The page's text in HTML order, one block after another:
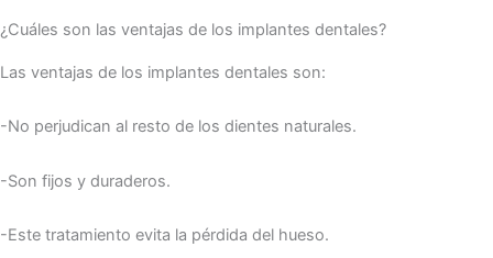
¿Cuáles son las ventajas de los implantes dentales?
Las ventajas de los implantes dentales son:
-No perjudican al resto de los dientes naturales.
-Son fijos y duraderos.
-Este tratamiento evita la pérdida del hueso.